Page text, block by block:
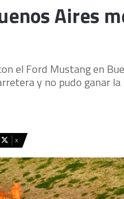
Aires
el Ford Mustang en
y no pudo ganar
X